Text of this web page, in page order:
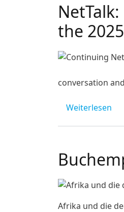
the
conversation
Weiterlesen
Afrika und die